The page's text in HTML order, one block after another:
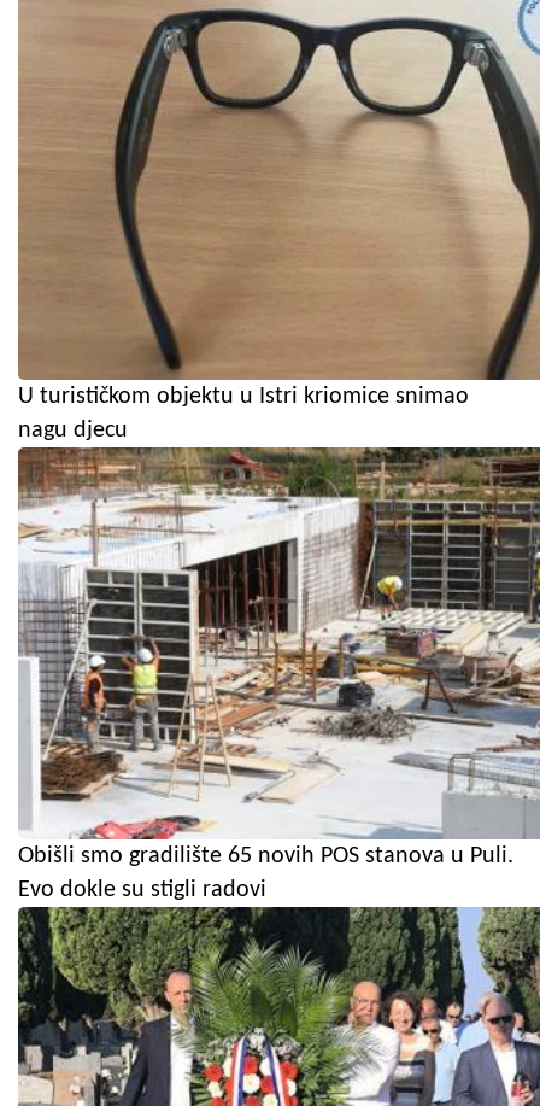
U turističkom objektu u Istri kriomice snimao
nagu djecu
Obišli smo gradilište 65 novih POS stanova u Puli.
Evo dokle su stigli radovi